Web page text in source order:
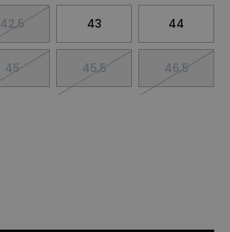
42,5 43 44
45 45,5 46,5